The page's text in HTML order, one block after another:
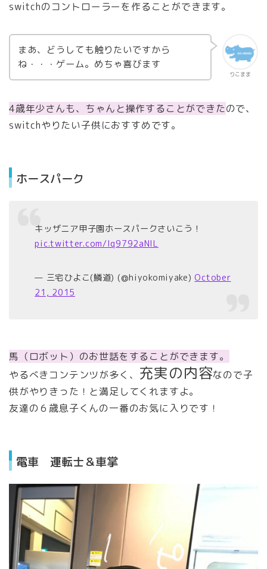
switchのコントローラーを作ることができます。
りこまま
まあ、どうしても触りたいですから
ね・・・ゲーム。めちゃ喜びます
4歳年少さんも、ちゃんと操作することができたので、
switchやりたい子供におすすめです。
ホースパーク
キッザニア甲子園ホースパークさいこう！
pic.twitter.com/lq9792aNIL
— 三宅ひよこ(鱗道) (@hiyokomiyake)October
21, 2015
馬（ロボット）のお世話をすることができます。
やるべきコンテンツが多く、 充実の内容なので子
供がやりきった！と満足してくれますよ。
友達の６歳息子くんの一番のお気に入りです！
電車 運転士＆車掌